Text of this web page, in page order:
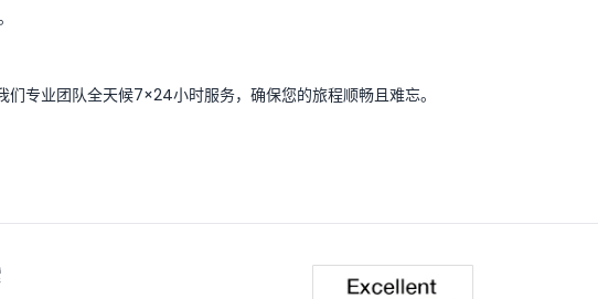
专业团队全天候7×24小时服务，确保您的旅程顺畅且难忘。